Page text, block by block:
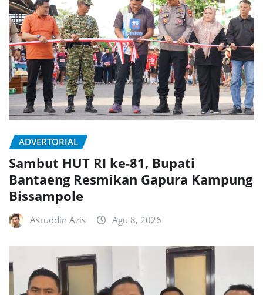
ADVERTORIAL
Sambut HUT RI ke-81, Bupati
Bantaeng Resmikan Gapura Kampung
Bissampole
Asruddin Azis Agu 8, 2026